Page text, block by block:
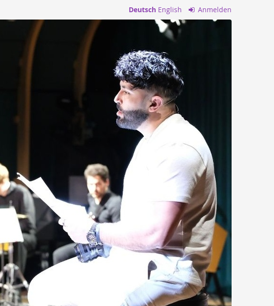
Deutsch English Anmelden